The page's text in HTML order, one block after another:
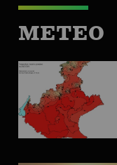
METEO